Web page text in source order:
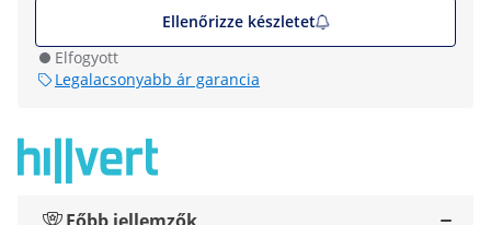
Ellenőrizze készletet
Elfogyott
Legalacsonyabb ár garancia